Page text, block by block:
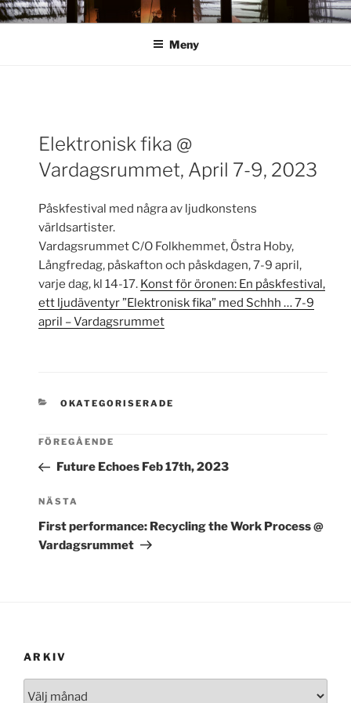
Hoppa
till
ANN ROSÉN
Meny
Elektronisk fika @
Vardagsrummet, April 7-9, 2023
Påskfestival med några av ljudkonstens
världsartister.
Vardagsrummet C/O Folkhemmet, Östra Hoby,
Långfredag, påskafton och påskdagen, 7-9 april,
varje dag, kl 14-17. Konst för öronen: En påskfestival,
ett ljudäventyr ”Elektronisk fika” med Schhh … 7-9
april – Vardagsrummet
KATEGORIER
OKATEGORISERADE
Inläggsnavigering
FÖREGÅENDE
Future Echoes Feb 17th, 2023
Nästa
inlägg
NÄSTA
First performance: Recycling the Work Process @
Vardagsrummet
ARKIV